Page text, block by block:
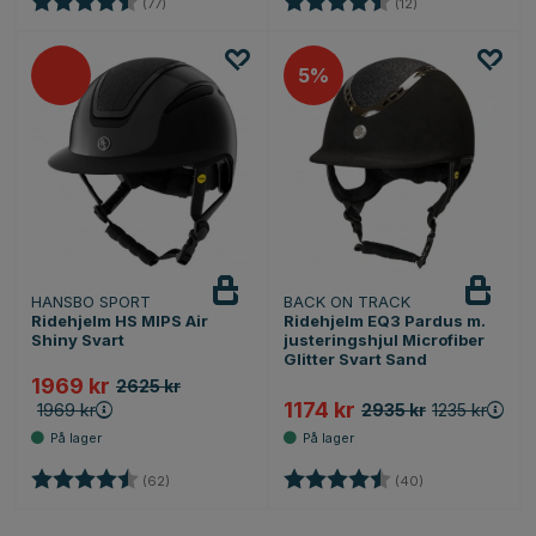
(77) (12)
HANSBO SPORT
Ridehjelm HS MIPS Air
Shiny Svart
1969 kr 2625 kr
1969 kr
Karakter: (62)
5%
BACK ON TRACK
Ridehjelm EQ3 Pardus m.
justeringshjul Microfiber
Glitter Svart Sand
1174 kr 2935 kr 1235 kr
Karakter: (40)